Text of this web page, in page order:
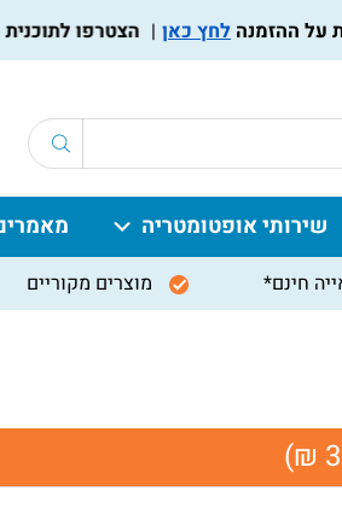
לחץ כאן הצטרפו לתוכנית
שירותי אופטומטריה
חינם* מוצרים מקוריים